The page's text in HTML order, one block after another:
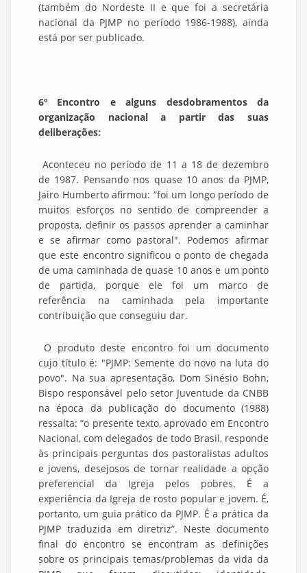
(também do Nordeste II e que foi a secretária
nacional da PJMP no período 1986-1988), ainda
está por ser publicado.
6º Encontro e alguns desdobramentos da
organização nacional a partir das suas
deliberações:
Aconteceu no período de 11 a 18 de dezembro
de 1987. Pensando nos quase 10 anos da PJMP,
Jairo Humberto afirmou: “foi um longo período de
muitos esforços no sentido de compreender a
proposta, definir os passos aprender a caminhar
e se afirmar como pastoral". Podemos afirmar
que este encontro significou o ponto de chegada
de uma caminhada de quase 10 anos e um ponto
de partida, porque ele foi um marco de
referência na caminhada pela importante
contribuição que conseguiu dar.
O produto deste encontro foi um documento
cujo título é: "PJMP: Semente do novo na luta do
povo". Na sua apresentação, Dom Sinésio Bohn,
Bispo responsável pelo setor Juventude da CNBB
na época da publicação do documento (1988)
ressalta: “o presente texto, aprovado em Encontro
Nacional, com delegados de todo Brasil, responde
às principais perguntas dos pastoralistas adultos
e jovens, desejosos de tornar realidade a opção
preferencial da Igreja pelos pobres. É a
experiência da Igreja de rosto popular e jovem. É,
portanto, um guia prático da PJMP. É a prática da
PJMP traduzida em diretriz”. Neste documento
final do encontro se encontram as definições
sobre os principais temas/problemas da vida da